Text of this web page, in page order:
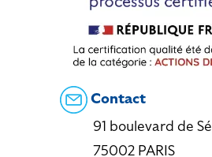
Contact
91 boulevard de
75002 PARIS